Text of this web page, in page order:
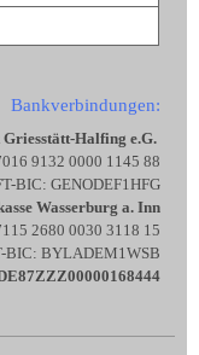
Bankverbindungen:
Halfing e.G.
9132 0000 1145 88
BIC: GENODEF1HFG
Wasserburg a. Inn
2680 0030 3118 15
BIC: BYLADEM1WSB